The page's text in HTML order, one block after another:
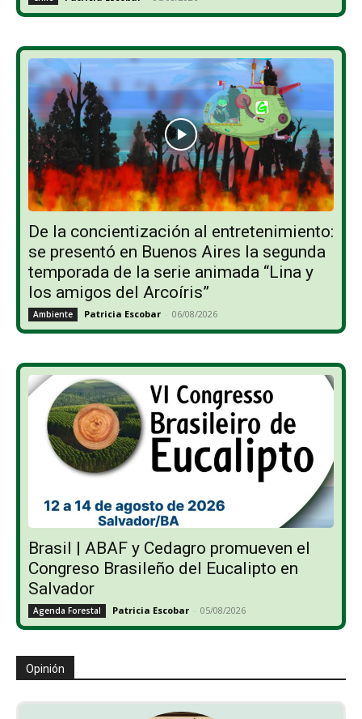
De la concientización al entretenimiento:
se presentó en Buenos Aires la segunda
temporada de la serie animada “Lina y
los amigos del Arcoíris”
Ambiente Patricia Escobar - 06/08/2026
Brasil | ABAF y Cedagro promueven el
Congreso Brasileño del Eucalipto en
Salvador
Agenda Forestal Patricia Escobar - 05/08/2026
Opinión